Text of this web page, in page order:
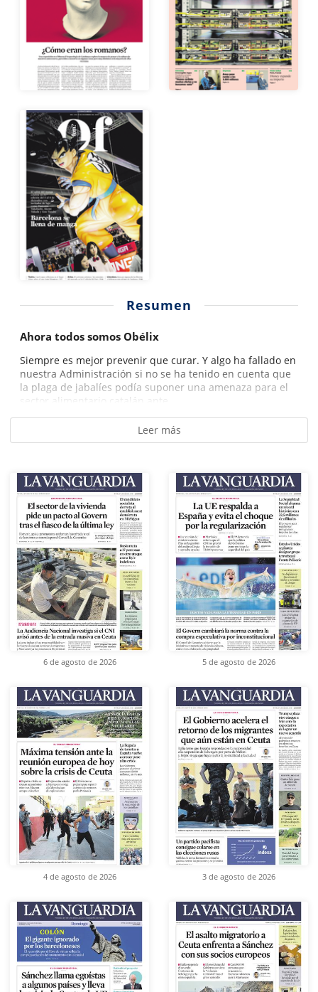
Resumen
Ahora todos somos Obélix
Siempre es mejor prevenir que curar. Y algo ha fallado en
nuestra Administración si no se ha tenido en cuenta que
la plaga de jabalíes podía suponer una amenaza para el
sector alimentario catalán ante...
Leer más
6 de agosto de 2026 5 de agosto de 2026
4 de agosto de 2026 3 de agosto de 2026